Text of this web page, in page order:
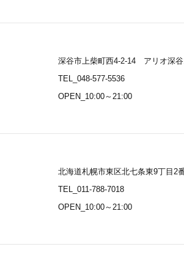
深谷市上柴町西4-2-14 アリオ深
TEL_048-577-5536
OPEN_10:00～21:00
北海道札幌市東区北七条東9丁目2
TEL_011-788-7018
OPEN_10:00～21:00